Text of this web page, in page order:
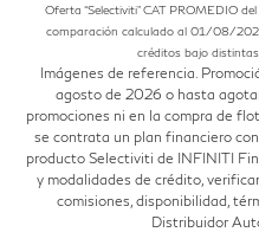
Oferta “Selectiviti” CAT PROMEDIO
comparación calculado al 01/08/
créditos bajo
Imágenes de referencia.
agosto de 2026 o hasta
promociones ni en la compra de
se contrata un plan financiero
producto Selectiviti de INFINITI
y modalidades de crédito,
comisiones, disponibilidad,
Distribuidor